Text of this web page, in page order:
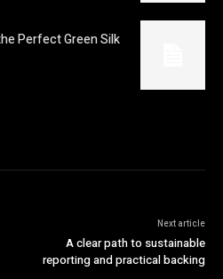
Perfect Green Silk
Next article
A clear path to sustainable
reporting and practical backing